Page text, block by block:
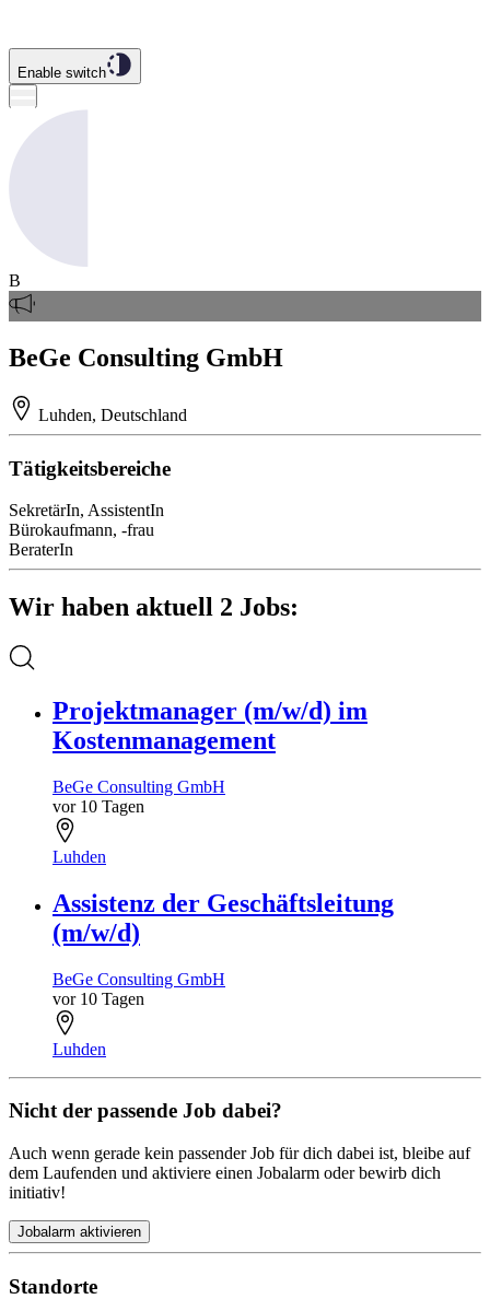
Enable switch
B
BeGe Consulting GmbH
Luhden, Deutschland
Tätigkeitsbereiche
SekretärIn, AssistentIn
Bürokaufmann, -frau
BeraterIn
Wir haben aktuell 2 Jobs:
Projektmanager (m/w/d) im
Kostenmanagement
BeGe Consulting GmbH
vor 10 Tagen
Luhden
Assistenz der Geschäftsleitung
(m/w/d)
BeGe Consulting GmbH
vor 10 Tagen
Luhden
Nicht der passende Job dabei?
Auch wenn gerade kein passender Job für dich dabei ist, bleibe auf
dem Laufenden und aktiviere einen Jobalarm oder bewirb dich
initiativ!
Jobalarm aktivieren
Standorte